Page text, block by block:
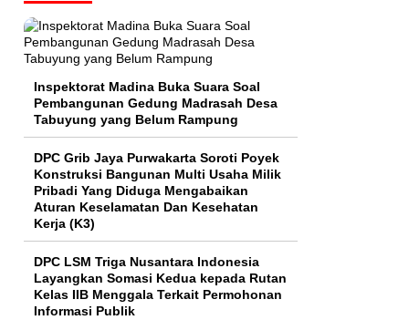
Inspektorat Madina Buka Suara Soal
Pembangunan Gedung Madrasah Desa
Tabuyung yang Belum Rampung
DPC Grib Jaya Purwakarta Soroti Poyek
Konstruksi Bangunan Multi Usaha Milik
Pribadi Yang Diduga Mengabaikan
Aturan Keselamatan Dan Kesehatan
Kerja (K3)
DPC LSM Triga Nusantara Indonesia
Layangkan Somasi Kedua kepada Rutan
Kelas IIB Menggala Terkait Permohonan
Informasi Publik